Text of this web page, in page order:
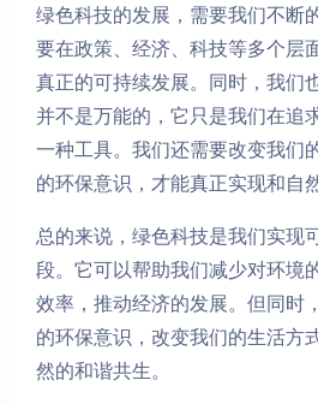
绿色科技的发展，需要我们不断
要在政策、经济、科技等多个层
真正的可持续发展。同时，我们
并不是万能的，它只是我们在追
一种工具。我们还需要改变我们
的环保意识，才能真正实现和自
总的来说，绿色科技是我们实现
段。它可以帮助我们减少对环境
效率，推动经济的发展。但同时
的环保意识，改变我们的生活方
然的和谐共生。